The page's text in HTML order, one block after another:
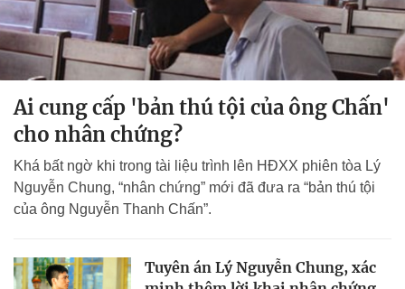
Ai cung cấp 'bản thú tội của ông Chấn'
cho nhân chứng?
Khá bất ngờ khi trong tài liệu trình lên HĐXX phiên tòa Lý
Nguyễn Chung, “nhân chứng” mới đã đưa ra “bản thú tội
của ông Nguyễn Thanh Chấn”.
Tuyên án Lý Nguyễn Chung, xác